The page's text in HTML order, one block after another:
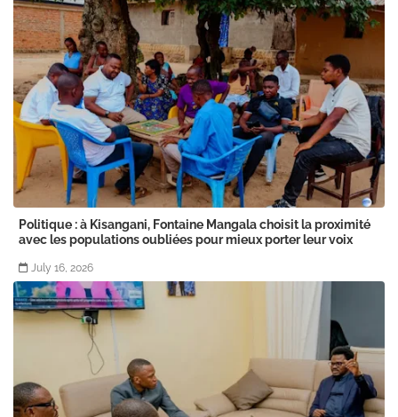
Politique : à Kisangani, Fontaine Mangala choisit la proximité
avec les populations oubliées pour mieux porter leur voix
July 16, 2026